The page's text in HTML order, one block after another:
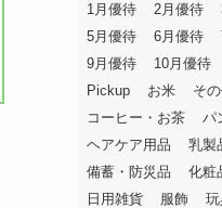
1月優待 2月優待
5月優待
6月優待
9月優待
10月優待
Pickup
お米 そ
コーヒー・お茶
パ
ヘアケア用品
乳製
備蓄・防災品
化粧
日用雑貨
服飾